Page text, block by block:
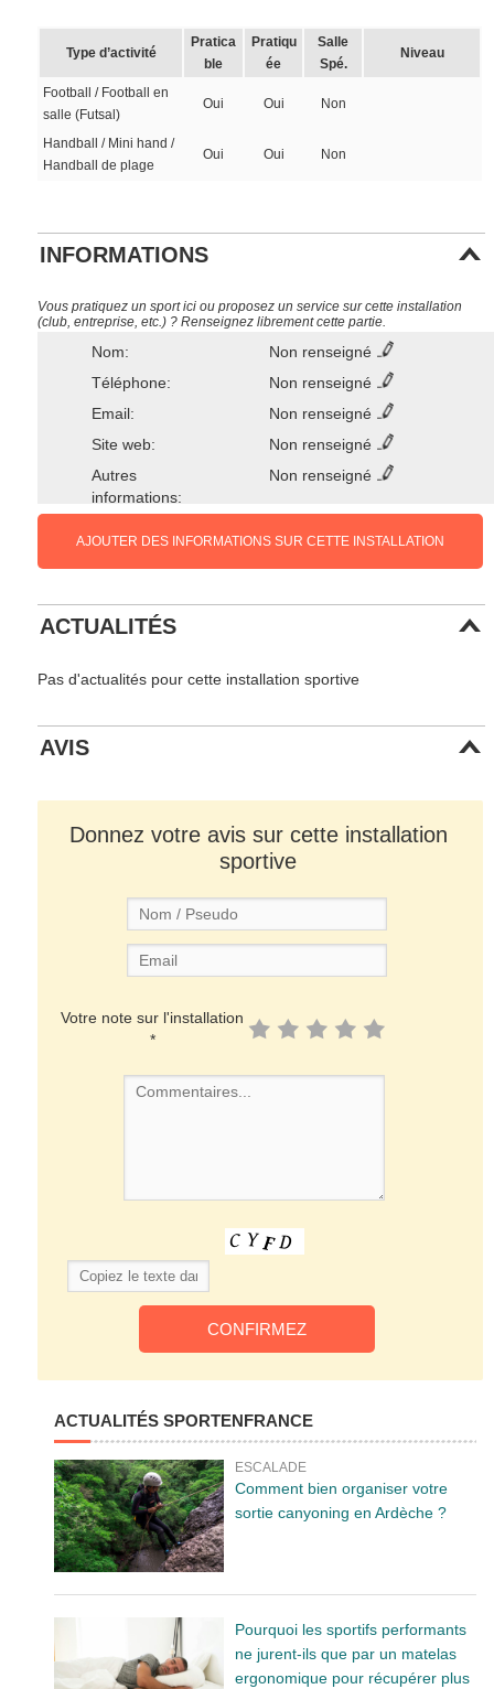
Type d’activité
Pratica
ble
Pratiqu
ée
Salle
Spé.
Niveau
Football / Football en
salle (Futsal)
Oui Oui Non
Handball / Mini hand /
Handball de plage
Oui Oui Non
INFORMATIONS
Vous pratiquez un sport ici ou proposez un service sur cette installation
(club, entreprise, etc.) ? Renseignez librement cette partie.
Nom:
Non renseigné
Téléphone:
Non renseigné
Email:
Non renseigné
Site web:
Non renseigné
Autres
informations:
Non renseigné
AJOUTER DES INFORMATIONS SUR CETTE INSTALLATION
ACTUALITÉS
Pas d'actualités pour cette installation sportive
AVIS
Donnez votre avis sur cette installation
sportive
Votre note sur l'installation
*
ACTUALITÉS SPORTENFRANCE
ESCALADE
Comment bien organiser votre
sortie canyoning en Ardèche ?
Pourquoi les sportifs performants
ne jurent-ils que par un matelas
ergonomique pour récupérer plus